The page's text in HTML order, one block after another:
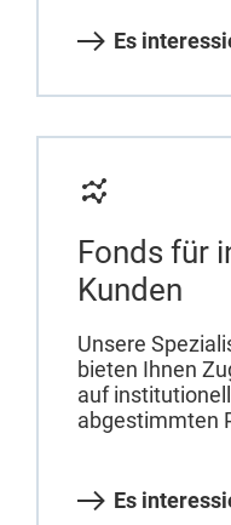
Es
Fonds für
Kunden
Unsere
bieten Ihnen
auf
abgestimmten
Es